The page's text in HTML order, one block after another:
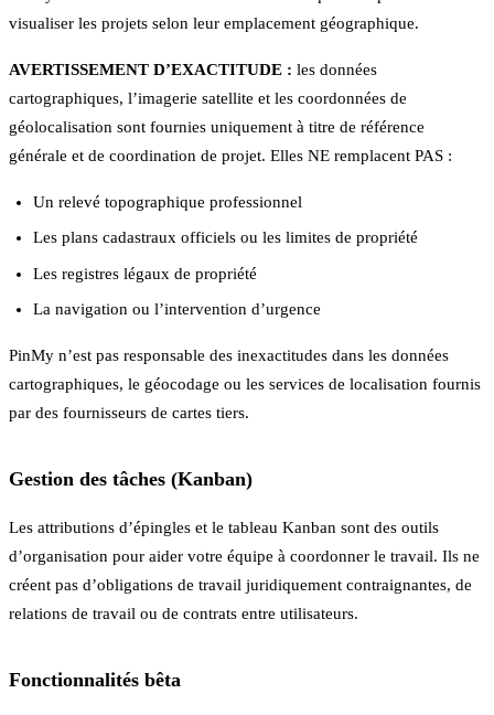
visualiser les projets selon leur emplacement géographique.
AVERTISSEMENT D’EXACTITUDE : les données
cartographiques, l’imagerie satellite et les coordonnées de
géolocalisation sont fournies uniquement à titre de référence
générale et de coordination de projet. Elles NE remplacent PAS :
Un relevé topographique professionnel
Les plans cadastraux officiels ou les limites de propriété
Les registres légaux de propriété
La navigation ou l’intervention d’urgence
PinMy n’est pas responsable des inexactitudes dans les données
cartographiques, le géocodage ou les services de localisation fournis
par des fournisseurs de cartes tiers.
Gestion des tâches (Kanban)
Les attributions d’épingles et le tableau Kanban sont des outils
d’organisation pour aider votre équipe à coordonner le travail. Ils ne
créent pas d’obligations de travail juridiquement contraignantes, de
relations de travail ou de contrats entre utilisateurs.
Fonctionnalités bêta